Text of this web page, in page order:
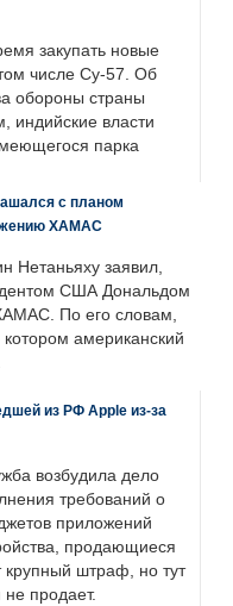
закупать новые
числе Су-57. Об
обороны страны
индийские власти
парка
с планом
ХАМАС
Нетаньяху заявил,
США Дональдом
По его словам,
американский
из РФ Apple из-за
возбудила дело
требований о
приложений
продающиеся
крупный штраф, но тут
продает.